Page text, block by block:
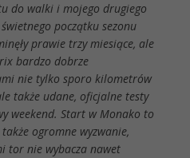
do walki i mojego drugiego
początku sezonu
prawie trzy miesiące, ale
bardzo dobrze
nie tylko sporo kilometrów
także udane, oficjalne testy
weekend. Start w Monako to
ogromne wyzwanie,
tor nie wybacza nawet